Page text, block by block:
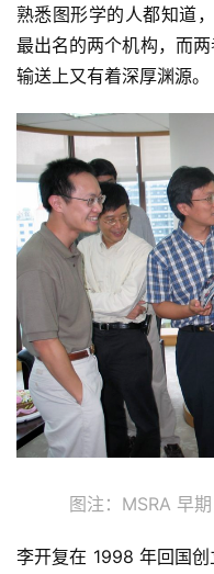
熟悉图形学的人都知道
最出名的两个机构，而
输送上又有着深厚渊源。
图注：MSRA 早
李开复在 1998 年回国